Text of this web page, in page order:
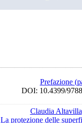
Prefazione
DOI: 10.4399/
Claudia Altavilla
La protezione delle